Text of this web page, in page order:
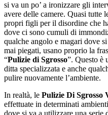
si va un po’ a ironizzare gli
avere delle camere. Quasi tutte
propri figli per il disordine che
dove ci sono cumuli di
qualche angolo e magari dove
mai piegati, usano proprio la
“Pulizie di Sgrosso”. Questo è
ditta specializzata e anche
pulire nuovamente l’ambiente.
In realtà, le Pulizie Di Sgrosso
effettuate in determinati
dove si va a utilizzare una serie